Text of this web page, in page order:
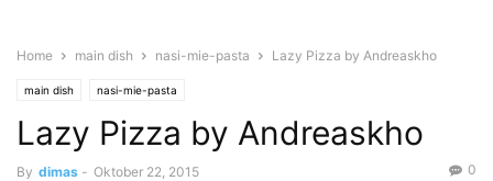
Home main dish nasi-mie-pasta Lazy Pizza by Andreaskho
main dish nasi-mie-pasta
Lazy Pizza by Andreaskho
By dimas - Oktober 22, 2015 0